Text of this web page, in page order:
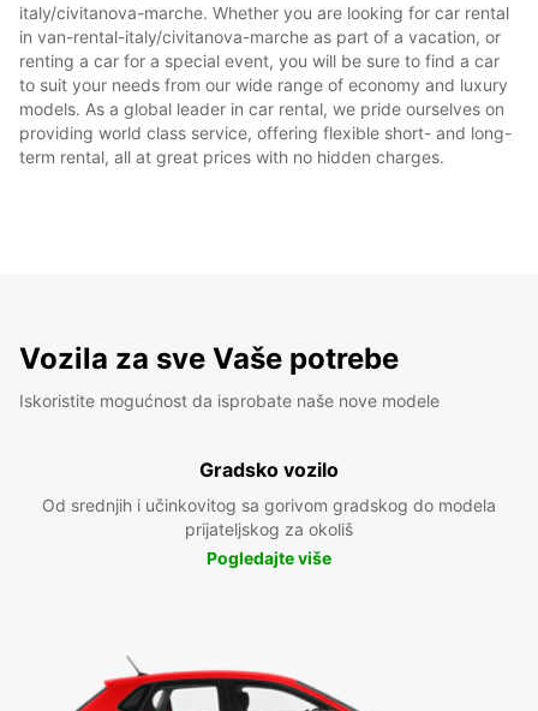
italy/civitanova-marche. Whether you are looking for car rental
in van-rental-italy/civitanova-marche as part of a vacation, or
renting a car for a special event, you will be sure to find a car
to suit your needs from our wide range of economy and luxury
models. As a global leader in car rental, we pride ourselves on
providing world class service, offering flexible short- and long-
term rental, all at great prices with no hidden charges.
Vozila za sve Vaše potrebe
Iskoristite mogućnost da isprobate naše nove modele
Gradsko vozilo
Od srednjih i učinkovitog sa gorivom gradskog do modela
prijateljskog za okoliš
Pogledajte više